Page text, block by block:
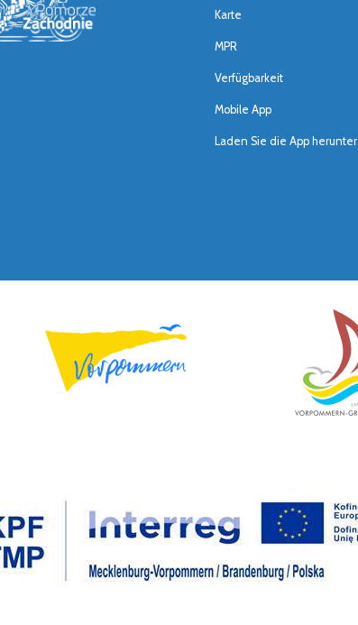
Karte
MPR
Verfügbarkeit
Mobile App
Laden Sie die App herunter